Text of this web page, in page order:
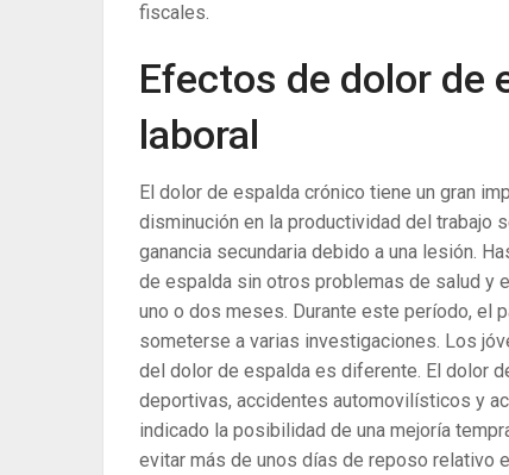
fiscales.
Efectos de dolor de
laboral
El dolor de espalda crónico tiene un gran
disminución en la productividad del trabajo
ganancia secundaria debido a una lesión.
de espalda sin otros problemas de salud y
uno o dos meses. Durante este período, el
someterse a varias investigaciones. Los
del dolor de espalda es diferente. El dolor
deportivas, accidentes automovilísticos y
indicado la posibilidad de una mejoría
evitar más de unos días de reposo relativo